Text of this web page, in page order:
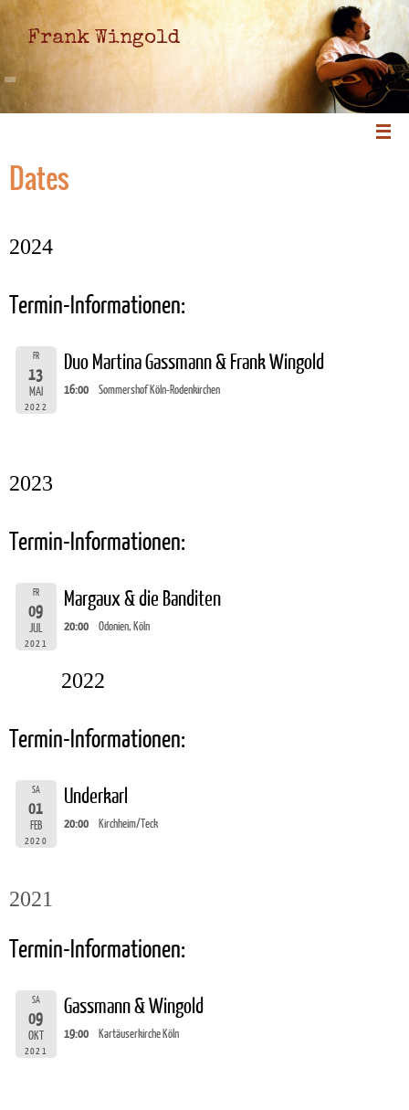
Frank Wingold
Dates
2024
Termin-Informationen:
FR
13
MAI
2022
Duo Martina Gassmann & Frank Wingold
16:00 Sommershof Köln-Rodenkirchen
2023
Termin-Informationen:
FR
09
JUL
2021
Margaux & die Banditen
20:00 Odonien, Köln
2022
Termin-Informationen:
SA
01
FEB
2020
Underkarl
20:00 Kirchheim/Teck
2021
Termin-Informationen:
SA
09
OKT
2021
Gassmann & Wingold
19:00 Kartäuserkirche Köln